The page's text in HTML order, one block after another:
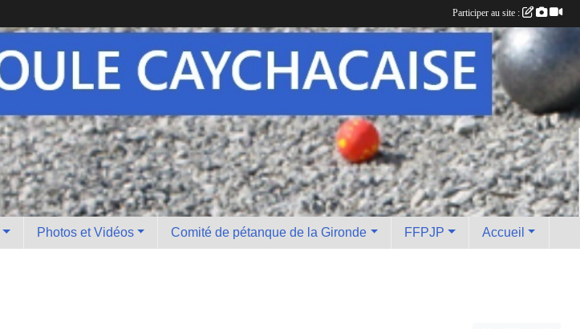
Photos et Vidéos Comité de pétanque de la Gironde FFPJP Accueil
Participer au site :